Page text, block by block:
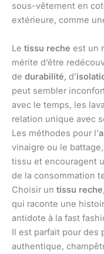
sous-vêtement en
extérieure, comme
Le tissu reche est un
mérite d’être
de durabilité, d’
peut sembler
avec le temps, les
relation unique avec
Les méthodes pour l’
vinaigre ou le
tissu et encouragent
de la consommation
Choisir un tissu reche
qui raconte une
antidote à la fast
Il est parfait pour des
authentique,